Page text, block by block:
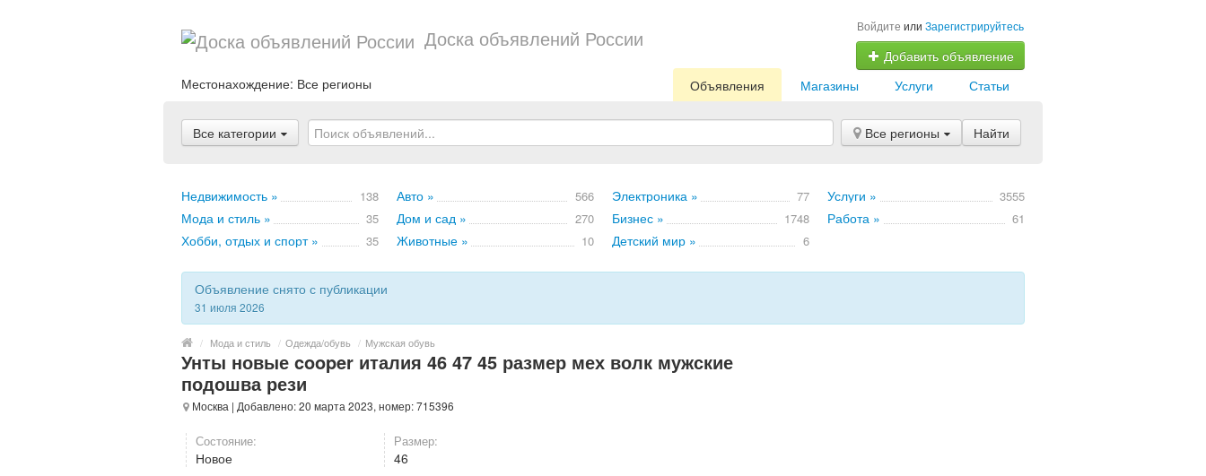
Доска объявлений России Войдите или Зарегистрируйтесь
Добавить объявление
Местонахождение: Все регионы Статьи
Услуги
Магазины
Объявления
Все категории Все регионы Найти
Недвижимость » 138 Авто » 566 Электроника » 77 Услуги » 3555
Мода и стиль » 35 Дом и сад » 270 Бизнес » 1748 Работа » 61
Хобби, отдых и спорт » 35 Животные » 10 Детский мир » 6
Объявление снято с публикации
31 июля 2026
/ Мода и стиль / Одежда/обувь / Мужская обувь
Унты новые cooper италия 46 47 45 размер мех волк мужские
подошва рези
Москва | Добавлено: 20 марта 2023, номер: 715396
Состояние:
Новое
Размер:
46